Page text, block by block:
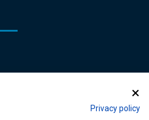
Privacy policy